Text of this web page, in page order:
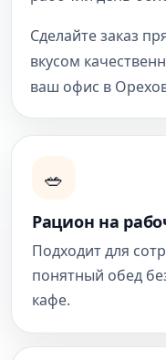
Сделайте заказ
вкусом
ваш офис в
🥗
Рацион на
Подходит для
понятный обед
кафе.